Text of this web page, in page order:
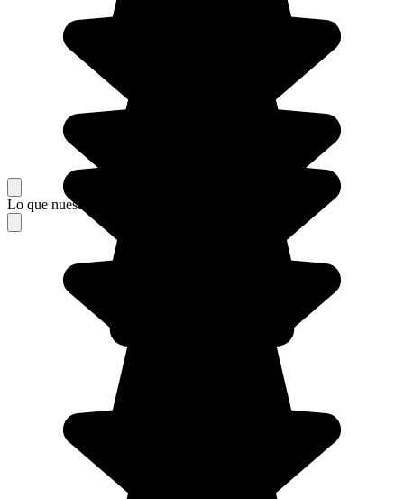
Lo que nuestros viajeros piensan de su estancia